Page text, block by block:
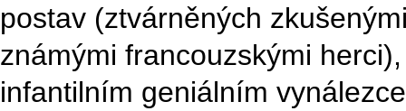
postav (ztvárněných
známými francouzskými
infantilním geniálním